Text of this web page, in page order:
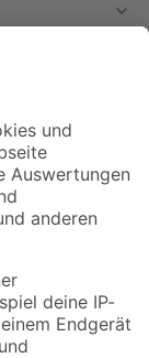
verpassen!